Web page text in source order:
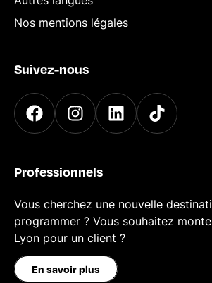
Nos mentions légales
Suivez-nous
Professionnels
Vous cherchez une nouvelle
programmer ? Vous souhaitez
Lyon pour un client ?
En savoir plus